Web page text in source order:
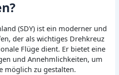
(SDY) ist ein moderner und
der als wichtiges Drehkreuz
Flüge dient. Er bietet eine
und Annehmlichkeiten, um
möglich zu gestalten.